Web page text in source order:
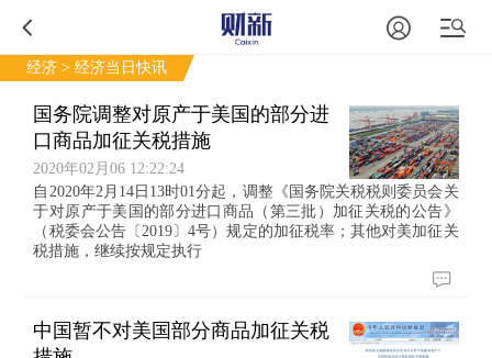
经济 > 经济当日快讯
国务院调整对原产于美国的部分进
口商品加征关税措施
2020年02月06 12:22:24
自2020年2月14日13时01分起，调整《国务院关税税则委员会关
于对原产于美国的部分进口商品（第三批）加征关税的公告》
（税委会公告〔2019〕4号）规定的加征税率；其他对美加征关
税措施，继续按规定执行
中国暂不对美国部分商品加征关税